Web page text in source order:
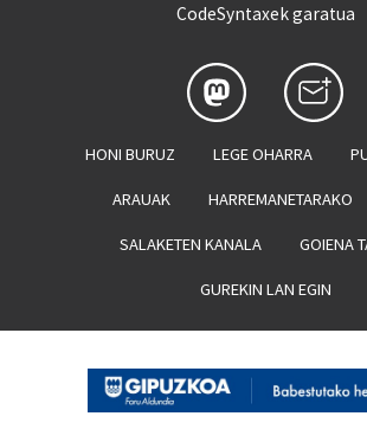
CodeSyntaxek garatua
HONI BURUZ LEGE OHARRA
ARAUAK HARREMANETARAKO
SALAKETEN KANALA GOIENA
GUREKIN LAN EGIN